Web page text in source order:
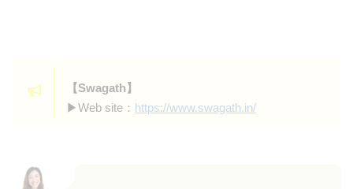
【Swagath】
▶︎Web site： https://www.swagath.in/